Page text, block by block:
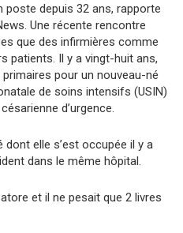
poste depuis 32 ans, rapporte
Une récente rencontre
que des infirmières comme
patients. Il y a vingt-huit ans,
pour un nouveau-né
de soins intensifs (USIN)
d’urgence.
elle s’est occupée il y a
dans le même hôpital.
et il ne pesait que 2 livres